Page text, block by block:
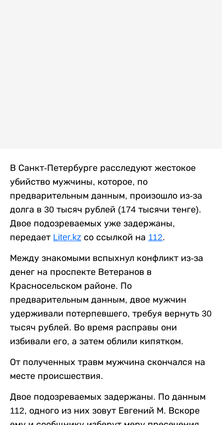
В Санкт-Петербурге расследуют жестокое
убийство мужчины, которое, по
предварительным данным, произошло из-за
долга в 30 тысяч рублей (174 тысячи тенге).
Двое подозреваемых уже задержаны,
передает Liter.kz со ссылкой на 112.
Между знакомыми вспыхнул конфликт из-за
денег на проспекте Ветеранов в
Красносельском районе. По
предварительным данным, двое мужчин
удерживали потерпевшего, требуя вернуть 30
тысяч рублей. Во время расправы они
избивали его, а затем облили кипятком.
От полученных травм мужчина скончался на
месте происшествия.
Двое подозреваемых задержаны. По данным
112, одного из них зовут Евгений М. Вскоре